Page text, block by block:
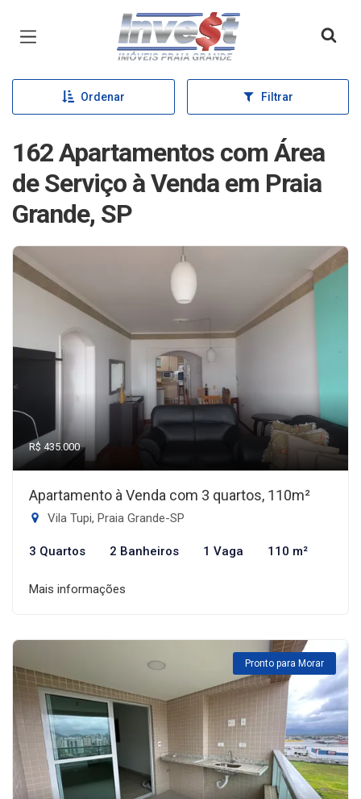
Página inicial
Ordenar Filtrar
162 Apartamentos com Área
de Serviço à Venda em Praia
Grande, SP
R$ 435.000
Apartamento à Venda com 3 quartos, 110m²
Vila Tupi, Praia Grande-SP
3 Quartos 2 Banheiros 1 Vaga 110 m²
Mais informações
Pronto para Morar